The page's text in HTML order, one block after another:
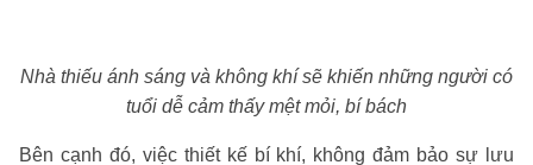
Nhà thiếu ánh sáng và không khí sẽ khiến những người có
tuổi dễ cảm thấy mệt mỏi, bí bách
Bên cạnh đó, việc thiết kế bí khí, không đảm bảo sự lưu